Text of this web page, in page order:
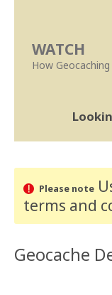
WATCH
How
Please note
terms and
Geocache